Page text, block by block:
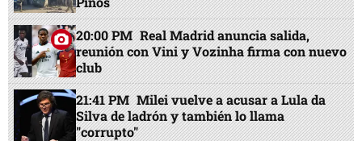
20:00 PM Real Madrid anuncia salida,
reunión con Vini y Vozinha firma con nuevo
club
21:41 PM Milei vuelve a acusar a Lula da
Silva de ladrón y también lo llama
"corrupto"